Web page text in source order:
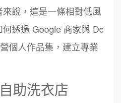
說，這是一條相對低風
透過 Google 商家與 Dc
個人作品集，建立專業
助洗衣店